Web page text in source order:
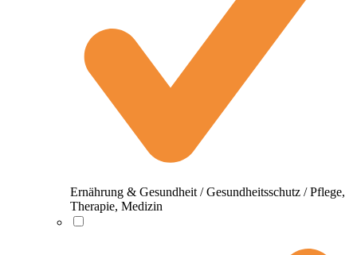
Ernährung & Gesundheit / Gesundheitsschutz / Pflege,
Therapie, Medizin